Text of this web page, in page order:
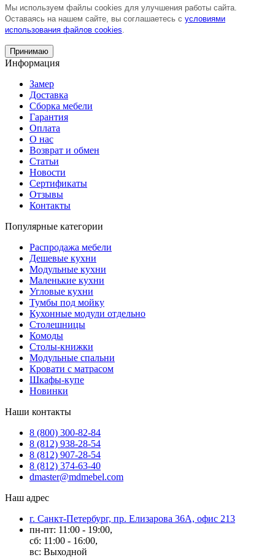
Мы используем файлы cookies для улучшения работы сайта.
Оставаясь на нашем сайте, вы соглашаетесь с условиями
использования файлов cookies.
Принимаю
Информация
Замер
Доставка
Сборка мебели
Гарантия
Оплата
О нас
Возврат и обмен
Статьи
Новости
Сертификаты
Отзывы
Контакты
Популярные категории
Распродажа мебели
Дешевые кухни
Модульные кухни
Маленькие кухни
Угловые кухни
Тумбы под мойку
Кухонные модули отдельно
Столешницы
Комоды
Столы-книжки
Модульные спальни
Кровати с матрасом
Шкафы-купе
Новинки
Наши контакты
8 (800) 300-82-84
8 (812) 938-28-54
8 (812) 907-28-54
8 (812) 374-63-40
dmaster@mdmebel.com
Наш адрес
г. Санкт-Петербург, пр. Елизарова 36А, офис 213
пн-пт: 11:00 - 19:00,
сб: 11:00 - 16:00,
вс: Выходной